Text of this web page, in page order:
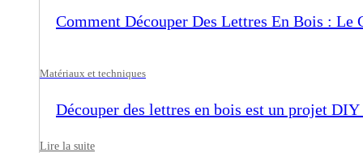
Comment Découper Des Lettres En Bois : Le
Matériaux et techniques
Découper des lettres en bois est un projet
Lire la suite